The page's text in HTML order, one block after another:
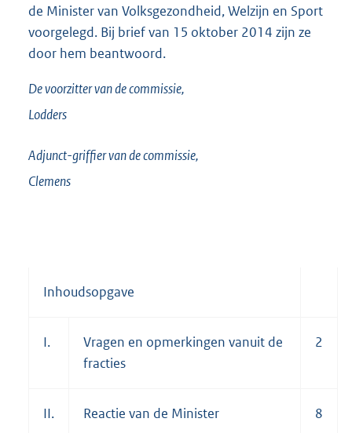
de Minister van Volksgezondheid, Welzijn en Sport
voorgelegd. Bij brief van 15 oktober 2014 zijn ze
door hem beantwoord.
De voorzitter van de commissie,
Lodders
Adjunct-griffier van de commissie,
Clemens
Inhoudsopgave
I.
Vragen en opmerkingen vanuit de
fracties
2
II. Reactie van de Minister 8